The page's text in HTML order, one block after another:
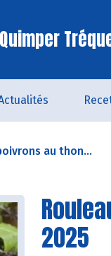
au thon...
2025